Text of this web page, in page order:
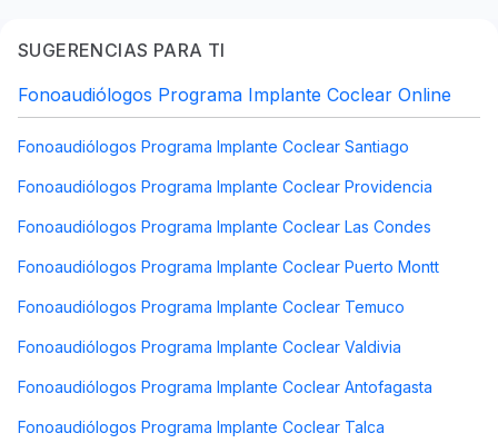
SUGERENCIAS PARA TI
Fonoaudiólogos Programa Implante Coclear Online
Fonoaudiólogos Programa Implante Coclear Santiago
Fonoaudiólogos Programa Implante Coclear Providencia
Fonoaudiólogos Programa Implante Coclear Las Condes
Fonoaudiólogos Programa Implante Coclear Puerto Montt
Fonoaudiólogos Programa Implante Coclear Temuco
Fonoaudiólogos Programa Implante Coclear Valdivia
Fonoaudiólogos Programa Implante Coclear Antofagasta
Fonoaudiólogos Programa Implante Coclear Talca